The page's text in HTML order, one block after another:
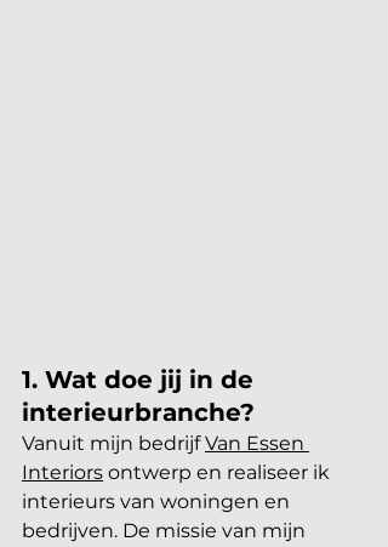
1. Wat doe jij in de
interieurbranche?
Vanuit mijn bedrijf Van Essen
Interiors ontwerp en realiseer ik
interieurs van woningen en
bedrijven. De missie van mijn